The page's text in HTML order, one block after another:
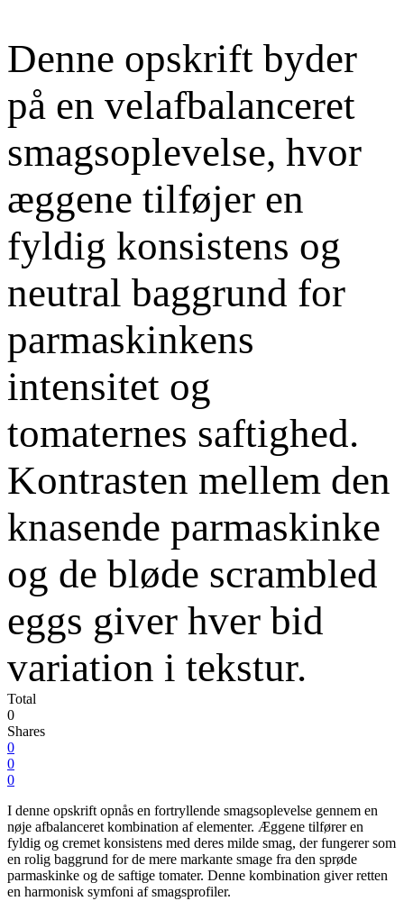
Denne opskrift byder
på en velafbalanceret
smagsoplevelse, hvor
æggene tilføjer en
fyldig konsistens og
neutral baggrund for
parmaskinkens
intensitet og
tomaternes saftighed.
Kontrasten mellem den
knasende parmaskinke
og de bløde scrambled
eggs giver hver bid
variation i tekstur.
Total
0
Shares
0
0
0
I denne opskrift opnås en fortryllende smagsoplevelse gennem en
nøje afbalanceret kombination af elementer. Æggene tilfører en
fyldig og cremet konsistens med deres milde smag, der fungerer som
en rolig baggrund for de mere markante smage fra den sprøde
parmaskinke og de saftige tomater. Denne kombination giver retten
en harmonisk symfoni af smagsprofiler.